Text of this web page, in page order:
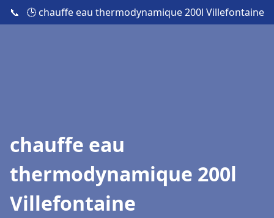
📞 🕒 chauffe eau thermodynamique 200l Villefontaine
chauffe eau
thermodynamique 200l
Villefontaine